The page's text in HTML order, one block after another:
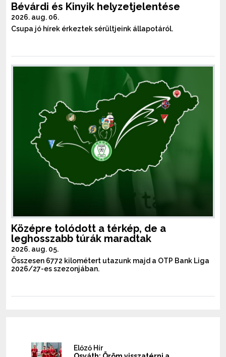
Bévárdi és Kinyik helyzetjelentése
2026. aug. 06.
Csupa jó hírek érkeztek sérültjeink állapotáról.
Középre tolódott a térkép, de a
leghosszabb túrák maradtak
2026. aug. 05.
Összesen 6772 kilométert utazunk majd a OTP Bank Liga
2026/27-es szezonjában.
Előző Hír